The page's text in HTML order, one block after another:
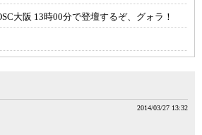
大阪 13時00分で登壇するぞ、グォラ！
2014/03/27 13:32